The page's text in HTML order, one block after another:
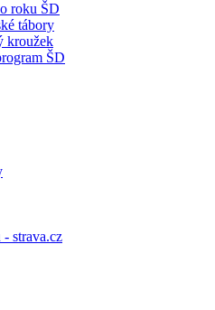
roku ŠD
tábory
kroužek
ŠD
strava.cz